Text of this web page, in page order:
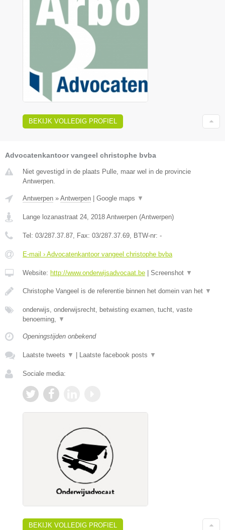
BEKIJK VOLLEDIG PROFIEL
Advocatenkantoor vangeel christophe bvba
Niet gevestigd in de plaats Pulle, maar wel in de provincie
Antwerpen.
Antwerpen » Antwerpen Google maps ▼
Lange lozanastraat 24 2018 Antwerpen (Antwerpen)
Tel: 03/287.37.87 , Fax: 03/287.37.69 , BTW-nr: -
E-mail › Advocatenkantoor vangeel christophe bvba
Website: http://www.onderwijsadvocaat.be Screenshot ▼
Christophe Vangeel is de referentie binnen het domein van het ▼
onderwijs, onderwijsrecht, betwisting examen, tucht, vaste
benoeming,
▼
Openingstijden onbekend
Laatste tweets ▼ Laatste facebook posts ▼
Sociale media:
BEKIJK VOLLEDIG PROFIEL